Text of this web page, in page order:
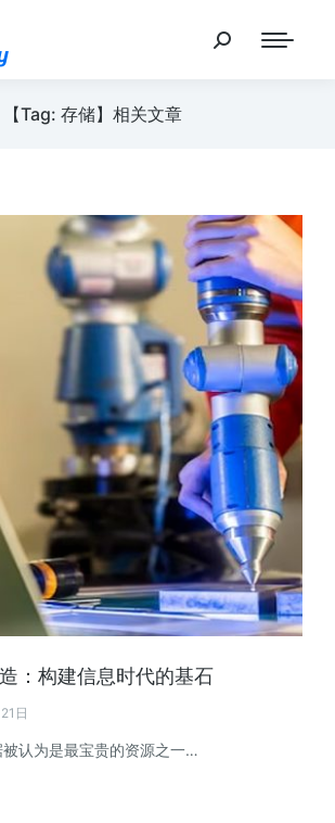
【Tag: 存储】相关文章
：构建信息时代的基石
日
认为是最宝贵的资源之一…